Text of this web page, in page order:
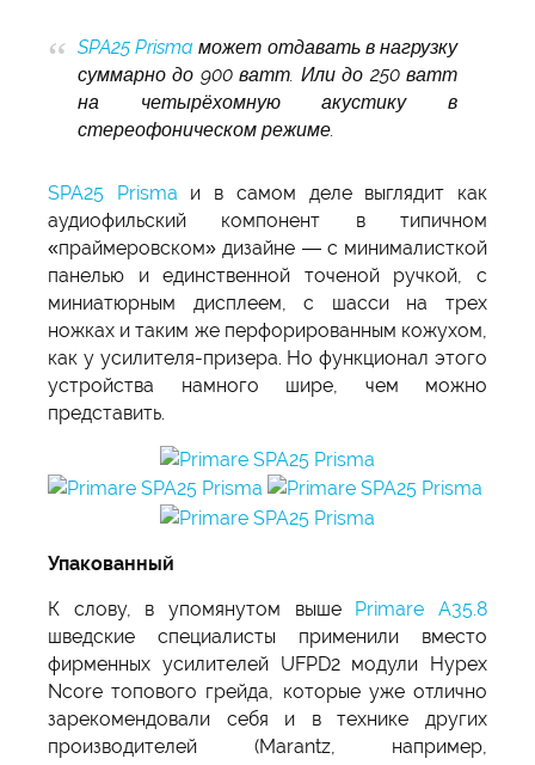
SPA25 Prisma может отдавать в нагрузку
суммарно до 900 ватт. Или до 250 ватт
на четырёхомную акустику в
стереофоническом режиме.
SPA25 Prisma и в самом деле выглядит как
аудиофильский компонент в типичном
«праймеровском» дизайне — с минималисткой
панелью и единственной точеной ручкой, с
миниатюрным дисплеем, с шасси на трех
ножках и таким же перфорированным кожухом,
как у усилителя-призера. Но функционал этого
устройства намного шире, чем можно
представить.
Упакованный
К слову, в упомянутом выше Primare A35.8
шведские специалисты применили вместо
фирменных усилителей UFPD2 модули Hypex
Ncore топового грейда, которые уже отлично
зарекомендовали себя и в технике других
производителей (Marantz, например,